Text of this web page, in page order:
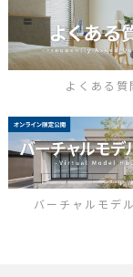
よくある質
バーチャルモデ